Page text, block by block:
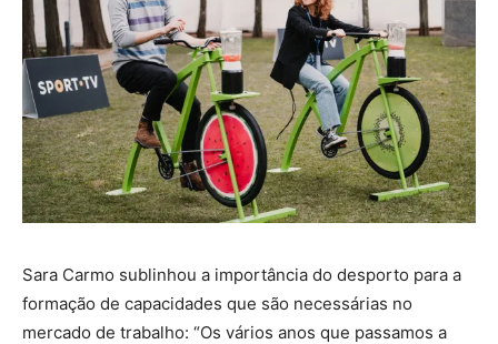
Sara Carmo sublinhou a importância do desporto para a
formação de capacidades que são necessárias no
mercado de trabalho: “Os vários anos que passamos a